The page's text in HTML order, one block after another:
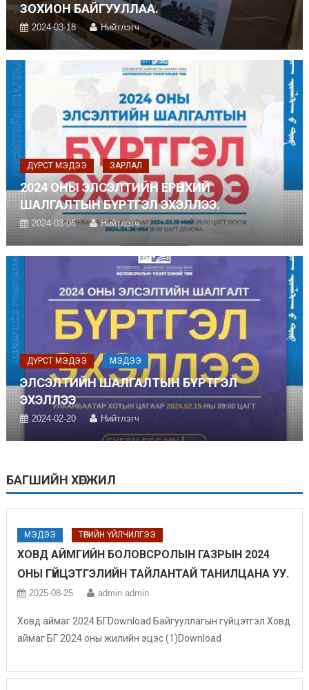
ЗОХИОН БАЙГУУЛЛАА.
2024-03-18 Нийтлэгч
ДҮРСТ МЭДЭЭ ЗАРЛАЛ
2024 ОНЫ ЭЛСЭЛТИЙН ЕРӨНХИЙ
ШАЛГАЛТЫН БҮРТГЭЛ ЭХЭЛЛЭЭ.
2024-03-06 Нийтлэгч
ДҮРСТ МЭДЭЭ МЭДЭЭ
ЭЛСЭЛТИЙН ШАЛГАЛТЫН БҮРТГЭЛ
ЭХЭЛЛЭЭ
2024-02-20 Нийтлэгч
БАГШИЙН ХӨГЖИЛ
МЭДЭЭ ТӨРИЙН ҮЙЛЧИЛГЭЭ
ХОВД АЙМГИЙН БОЛОВСРОЛЫН ГАЗРЫН 2024
ОНЫ ГҮЙЦЭТГЭЛИЙН ТАЙЛАНТАЙ ТАНИЛЦАНА УУ.
2025-08-25 admin admin
Ховд аймаг 2024 БГDownload Байгууллагын гүйцэтгэл Ховд
аймаг БГ 2024 оны жилийн эцэс (1)Download